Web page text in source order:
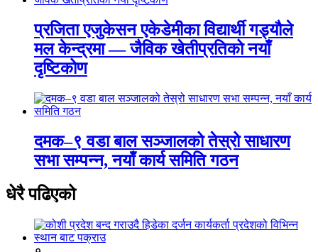
प्रजिता एजुकेसन एकेडेमीका विद्यार्थी गड्यौले
मल केन्द्रमा — जैविक खेतीप्रतिको नयाँ
दृष्टिकोण
दमक–९ वडा बाल सञ्जालको तेस्रो साधारण
सभा सम्पन्न, नयाँ कार्य समिति गठन
धेरै पढिएको